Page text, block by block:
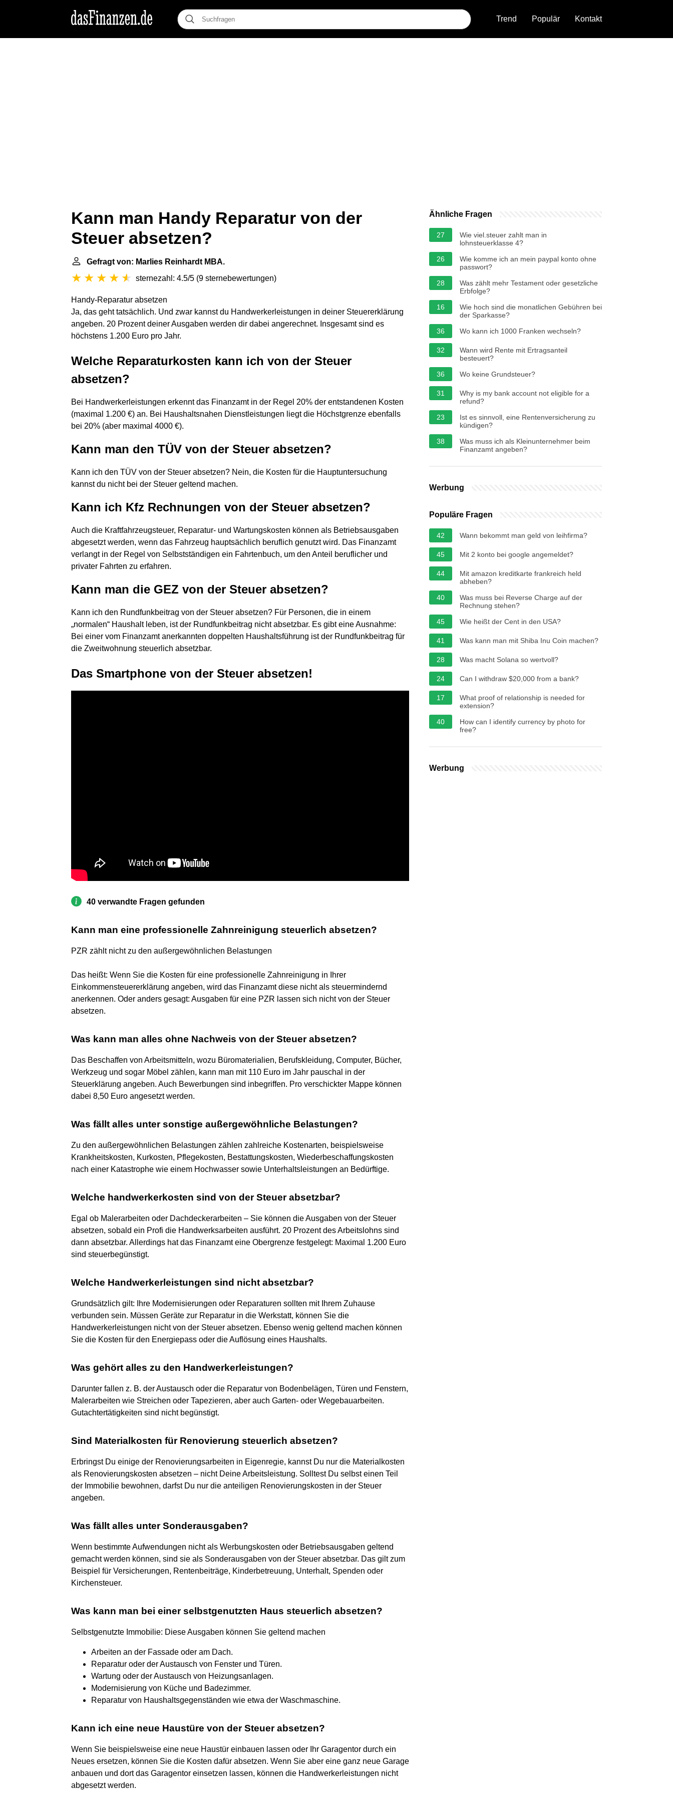
Trend Populär Kontakt
Kann man Handy Reparatur von der
Steuer absetzen?
Gefragt von: Marlies Reinhardt MBA.
sternezahl: 4.5/5 (9 sternebewertungen)
Handy-Reparatur absetzen
Ja, das geht tatsächlich. Und zwar kannst du Handwerkerleistungen in deiner Steuererklärung
angeben. 20 Prozent deiner Ausgaben werden dir dabei angerechnet. Insgesamt sind es
höchstens 1.200 Euro pro Jahr.
Welche Reparaturkosten kann ich von der Steuer
absetzen?
Bei Handwerkerleistungen erkennt das Finanzamt in der Regel 20% der entstandenen Kosten
(maximal 1.200 €) an. Bei Haushaltsnahen Dienstleistungen liegt die Höchstgrenze ebenfalls
bei 20% (aber maximal 4000 €).
Kann man den TÜV von der Steuer absetzen?
Kann ich den TÜV von der Steuer absetzen? Nein, die Kosten für die Hauptuntersuchung
kannst du nicht bei der Steuer geltend machen.
Kann ich Kfz Rechnungen von der Steuer absetzen?
Auch die Kraftfahrzeugsteuer, Reparatur- und Wartungskosten können als Betriebsausgaben
abgesetzt werden, wenn das Fahrzeug hauptsächlich beruflich genutzt wird. Das Finanzamt
verlangt in der Regel von Selbstständigen ein Fahrtenbuch, um den Anteil beruflicher und
privater Fahrten zu erfahren.
Kann man die GEZ von der Steuer absetzen?
Kann ich den Rundfunkbeitrag von der Steuer absetzen? Für Personen, die in einem
„normalen“ Haushalt leben, ist der Rundfunkbeitrag nicht absetzbar. Es gibt eine Ausnahme:
Bei einer vom Finanzamt anerkannten doppelten Haushaltsführung ist der Rundfunkbeitrag für
die Zweitwohnung steuerlich absetzbar.
Das Smartphone von der Steuer absetzen!
40 verwandte Fragen gefunden
Kann man eine professionelle Zahnreinigung steuerlich absetzen?
PZR zählt nicht zu den außergewöhnlichen Belastungen
Das heißt: Wenn Sie die Kosten für eine professionelle Zahnreinigung in Ihrer
Einkommensteuererklärung angeben, wird das Finanzamt diese nicht als steuermindernd
anerkennen. Oder anders gesagt: Ausgaben für eine PZR lassen sich nicht von der Steuer
absetzen.
Was kann man alles ohne Nachweis von der Steuer absetzen?
Das Beschaffen von Arbeitsmitteln, wozu Büromaterialien, Berufskleidung, Computer, Bücher,
Werkzeug und sogar Möbel zählen, kann man mit 110 Euro im Jahr pauschal in der
Steuerklärung angeben. Auch Bewerbungen sind inbegriffen. Pro verschickter Mappe können
dabei 8,50 Euro angesetzt werden.
Was fällt alles unter sonstige außergewöhnliche Belastungen?
Zu den außergewöhnlichen Belastungen zählen zahlreiche Kostenarten, beispielsweise
Krankheitskosten, Kurkosten, Pflegekosten, Bestattungskosten, Wiederbeschaffungskosten
nach einer Katastrophe wie einem Hochwasser sowie Unterhaltsleistungen an Bedürftige.
Welche handwerkerkosten sind von der Steuer absetzbar?
Egal ob Malerarbeiten oder Dachdeckerarbeiten – Sie können die Ausgaben von der Steuer
absetzen, sobald ein Profi die Handwerksarbeiten ausführt. 20 Prozent des Arbeitslohns sind
dann absetzbar. Allerdings hat das Finanzamt eine Obergrenze festgelegt: Maximal 1.200 Euro
sind steuerbegünstigt.
Welche Handwerkerleistungen sind nicht absetzbar?
Grundsätzlich gilt: Ihre Modernisierungen oder Reparaturen sollten mit Ihrem Zuhause
verbunden sein. Müssen Geräte zur Reparatur in die Werkstatt, können Sie die
Handwerkerleistungen nicht von der Steuer absetzen. Ebenso wenig geltend machen können
Sie die Kosten für den Energiepass oder die Auflösung eines Haushalts.
Was gehört alles zu den Handwerkerleistungen?
Darunter fallen z. B. der Austausch oder die Reparatur von Bodenbelägen, Türen und Fenstern,
Malerarbeiten wie Streichen oder Tapezieren, aber auch Garten- oder Wegebauarbeiten.
Gutachtertätigkeiten sind nicht begünstigt.
Sind Materialkosten für Renovierung steuerlich absetzen?
Erbringst Du einige der Renovierungsarbeiten in Eigenregie, kannst Du nur die Materialkosten
als Renovierungskosten absetzen – nicht Deine Arbeitsleistung. Solltest Du selbst einen Teil
der Immobilie bewohnen, darfst Du nur die anteiligen Renovierungskosten in der Steuer
angeben.
Was fällt alles unter Sonderausgaben?
Wenn bestimmte Aufwendungen nicht als Werbungskosten oder Betriebsausgaben geltend
gemacht werden können, sind sie als Sonderausgaben von der Steuer absetzbar. Das gilt zum
Beispiel für Versicherungen, Rentenbeiträge, Kinderbetreuung, Unterhalt, Spenden oder
Kirchensteuer.
Was kann man bei einer selbstgenutzten Haus steuerlich absetzen?
Selbstgenutzte Immobilie: Diese Ausgaben können Sie geltend machen
Arbeiten an der Fassade oder am Dach.
Reparatur oder der Austausch von Fenster und Türen.
Wartung oder der Austausch von Heizungsanlagen.
Modernisierung von Küche und Badezimmer.
Reparatur von Haushaltsgegenständen wie etwa der Waschmaschine.
Kann ich eine neue Haustüre von der Steuer absetzen?
Wenn Sie beispielsweise eine neue Haustür einbauen lassen oder Ihr Garagentor durch ein
Neues ersetzen, können Sie die Kosten dafür absetzen. Wenn Sie aber eine ganz neue Garage
anbauen und dort das Garagentor einsetzen lassen, können die Handwerkerleistungen nicht
abgesetzt werden.
Ähnliche Fragen
27
Wie viel.steuer zahlt man in
lohnsteuerklasse 4?
26
Wie komme ich an mein paypal konto ohne
passwort?
28
Was zählt mehr Testament oder gesetzliche
Erbfolge?
16
Wie hoch sind die monatlichen Gebühren bei
der Sparkasse?
36
Wo kann ich 1000 Franken wechseln?
32
Wann wird Rente mit Ertragsanteil
besteuert?
36
Wo keine Grundsteuer?
31
Why is my bank account not eligible for a
refund?
23
Ist es sinnvoll, eine Rentenversicherung zu
kündigen?
38
Was muss ich als Kleinunternehmer beim
Finanzamt angeben?
Werbung
Populäre Fragen
42 Wann bekommt man geld von leihfirma?
45 Mit 2 konto bei google angemeldet?
44
Mit amazon kreditkarte frankreich held
abheben?
40
Was muss bei Reverse Charge auf der
Rechnung stehen?
45
Wie heißt der Cent in den USA?
41 Was kann man mit Shiba Inu Coin machen?
28 Was macht Solana so wertvoll?
24 Can I withdraw $20,000 from a bank?
17
What proof of relationship is needed for
extension?
40
How can I identify currency by photo for
free?
Werbung